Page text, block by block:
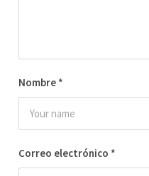
Nombre *
Correo electrónico *